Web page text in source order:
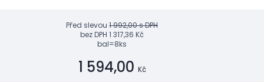
Před slevou 1 992,00 s DPH
bez DPH 1 317,36 Kč
bal=8ks
1 594,00 Kč